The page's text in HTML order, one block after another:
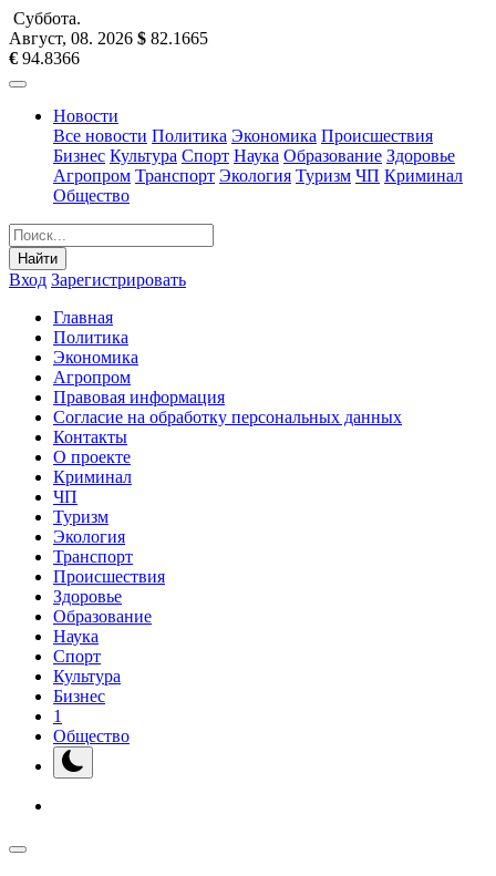
Суббота.
Август, 08. 2026 $ 82.1665
€ 94.8366
Новости
Все новости Политика Экономика Происшествия
Бизнес Культура Спорт Наука Образование Здоровье
Агропром Транспорт Экология Туризм ЧП Криминал
Общество
Найти
Вход Зарегистрировать
Главная
Политика
Экономика
Агропром
Правовая информация
Согласие на обработку персональных данных
Контакты
О проекте
Криминал
ЧП
Туризм
Экология
Транспорт
Происшествия
Здоровье
Образование
Наука
Спорт
Культура
Бизнес
1
Общество